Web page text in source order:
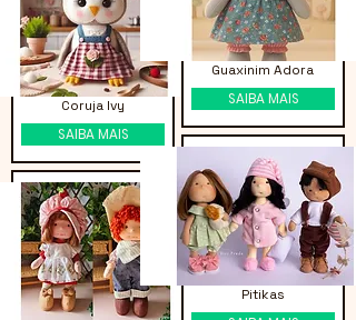
Coruja Ivy
SAIBA MAIS
Guaxinim Adora
SAIBA MAIS
Pitikas